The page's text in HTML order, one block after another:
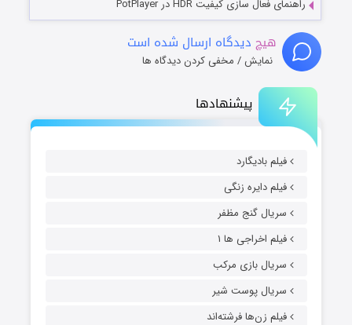
پیشنهادها
فیلم بادیگارد
فیلم دایره زنگی
سریال گنج مظفر
فیلم اخراجی ها ۱
سریال بازی مرکب
سریال پوست شیر
فیلم زن‌ها فرشته‌اند
راهنمای فعال سازی کیفیت HDR در PotPlayer
هیچ دیدگاه ارسال شده است
نمایش / مخفی کردن دیدگاه ها